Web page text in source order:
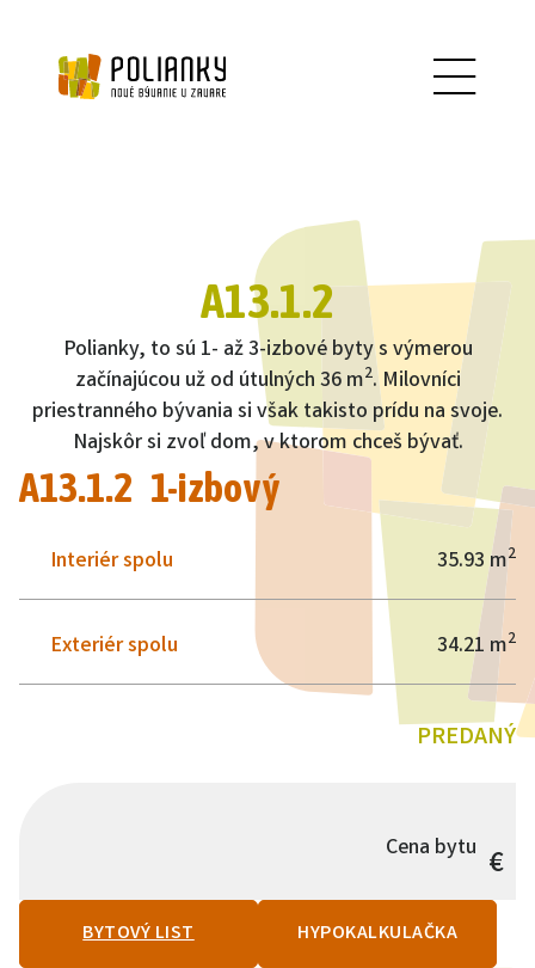
A13.1.2
Polianky, to sú 1- až 3-izbové byty s výmerou
začínajúcou už od útulných 36 m2. Milovníci
priestranného bývania si však takisto prídu na svoje.
Najskôr si zvoľ dom, v ktorom chceš bývať.
A13.1.2 1-izbový
Interiér spolu 35.93 m2
Exteriér spolu 34.21 m2
PREDANÝ
Cena bytu €
BYTOVÝ LIST HYPOKALKULAČKA